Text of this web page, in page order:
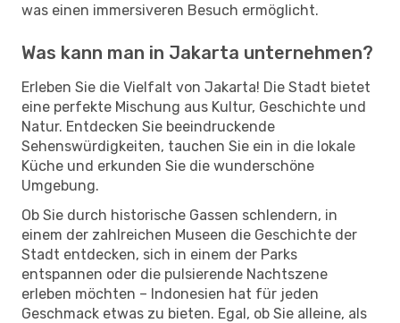
was einen immersiveren Besuch ermöglicht.
Was kann man in Jakarta unternehmen?
Erleben Sie die Vielfalt von Jakarta! Die Stadt bietet
eine perfekte Mischung aus Kultur, Geschichte und
Natur. Entdecken Sie beeindruckende
Sehenswürdigkeiten, tauchen Sie ein in die lokale
Küche und erkunden Sie die wunderschöne
Umgebung.
Ob Sie durch historische Gassen schlendern, in
einem der zahlreichen Museen die Geschichte der
Stadt entdecken, sich in einem der Parks
entspannen oder die pulsierende Nachtszene
erleben möchten – Indonesien hat für jeden
Geschmack etwas zu bieten. Egal, ob Sie alleine, als